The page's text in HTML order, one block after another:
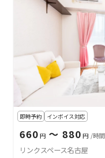
即時予約 インボイス対応
660 円 〜 880 円 /時間
リンクスペース名古屋